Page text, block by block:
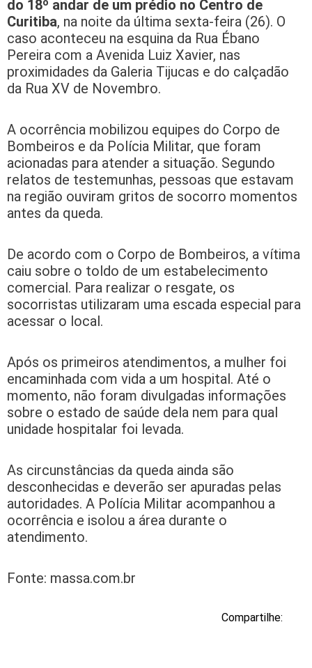
do 18º andar de um prédio no Centro de
Curitiba, na noite da última sexta-feira (26). O
caso aconteceu na esquina da Rua Ébano
Pereira com a Avenida Luiz Xavier, nas
proximidades da Galeria Tijucas e do calçadão
da Rua XV de Novembro.
A ocorrência mobilizou equipes do Corpo de
Bombeiros e da Polícia Militar, que foram
acionadas para atender a situação. Segundo
relatos de testemunhas, pessoas que estavam
na região ouviram gritos de socorro momentos
antes da queda.
De acordo com o Corpo de Bombeiros, a vítima
caiu sobre o toldo de um estabelecimento
comercial. Para realizar o resgate, os
socorristas utilizaram uma escada especial para
acessar o local.
Após os primeiros atendimentos, a mulher foi
encaminhada com vida a um hospital. Até o
momento, não foram divulgadas informações
sobre o estado de saúde dela nem para qual
unidade hospitalar foi levada.
As circunstâncias da queda ainda são
desconhecidas e deverão ser apuradas pelas
autoridades. A Polícia Militar acompanhou a
ocorrência e isolou a área durante o
atendimento.
Fonte: massa.com.br
Compartilhe: